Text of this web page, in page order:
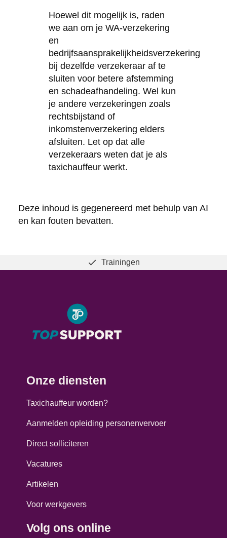
Hoewel dit mogelijk is, raden
we aan om je WA-verzekering
en
bedrijfsaansprakelijkheidsverzekering
bij dezelfde verzekeraar af te
sluiten voor betere afstemming
en schadeafhandeling. Wel kun
je andere verzekeringen zoals
rechtsbijstand of
inkomstenverzekering elders
afsluiten. Let op dat alle
verzekeraars weten dat je als
taxichauffeur werkt.
Deze inhoud is gegenereerd met behulp van AI
en kan fouten bevatten.
Trainingen
Onze diensten
Taxichauffeur worden?
Aanmelden opleiding personenvervoer
Direct solliciteren
Vacatures
Artikelen
Voor werkgevers
Volg ons online